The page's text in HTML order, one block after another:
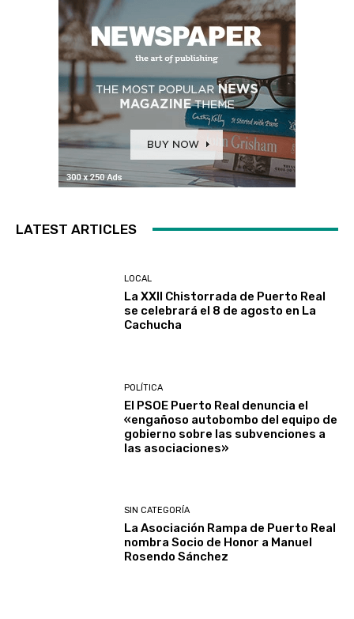
LATEST ARTICLES
LOCAL
La XXII Chistorrada de Puerto Real
se celebrará el 8 de agosto en La
Cachucha
POLÍTICA
El PSOE Puerto Real denuncia el
«engañoso autobombo del equipo de
gobierno sobre las subvenciones a
las asociaciones»
SIN CATEGORÍA
La Asociación Rampa de Puerto Real
nombra Socio de Honor a Manuel
Rosendo Sánchez